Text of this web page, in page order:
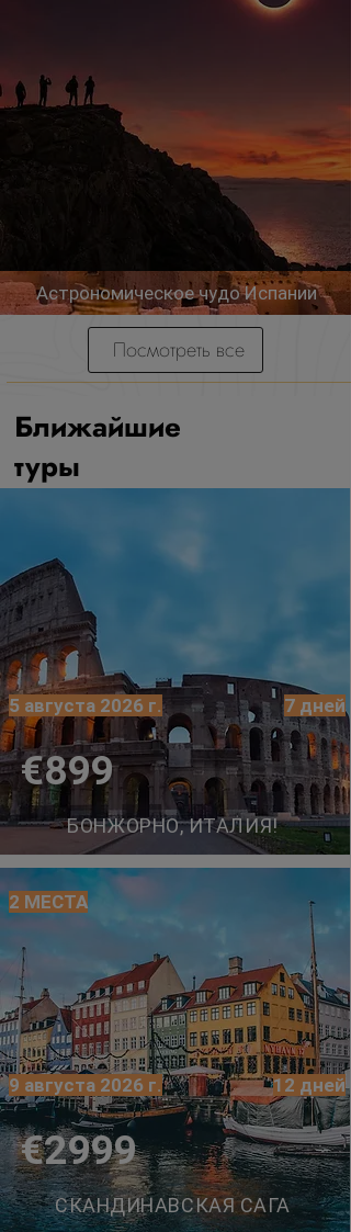
Астрономическое чудо Испании
Посмотреть все
Ближайшие
туры
5 августа 2026 г. 7 дней
€899
БОНЖОРНО, ИТАЛИЯ!
2 МЕСТА
9 августа 2026 г. 12 дней
€2999
СКАНДИНАВСКАЯ САГА